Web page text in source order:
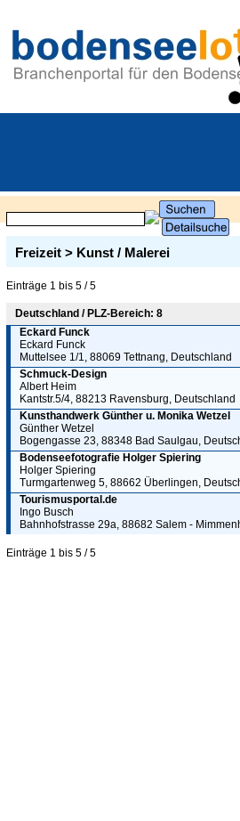
Freizeit > Kunst / Malerei
Einträge 1 bis 5 / 5
Deutschland / PLZ-Bereich: 8
Eckard Funck
Eckard Funck
Muttelsee 1/1, 88069 Tettnang, Deutschland
Schmuck-Design
Albert Heim
Kantstr.5/4, 88213 Ravensburg, Deutschland
Kunsthandwerk Günther u. Monika Wetzel
Günther Wetzel
Bogengasse 23, 88348 Bad Saulgau,
Bodenseefotografie Holger Spiering
Holger Spiering
Turmgartenweg 5, 88662 Überlingen,
Tourismusportal.de
Ingo Busch
Bahnhofstrasse 29a, 88682 Salem -
Einträge 1 bis 5 / 5